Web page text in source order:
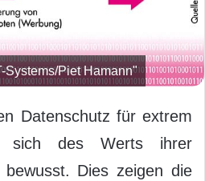
Piet Hamann"
Datenschutz für extrem
sich des Werts ihrer
bewusst. Dies zeigen die